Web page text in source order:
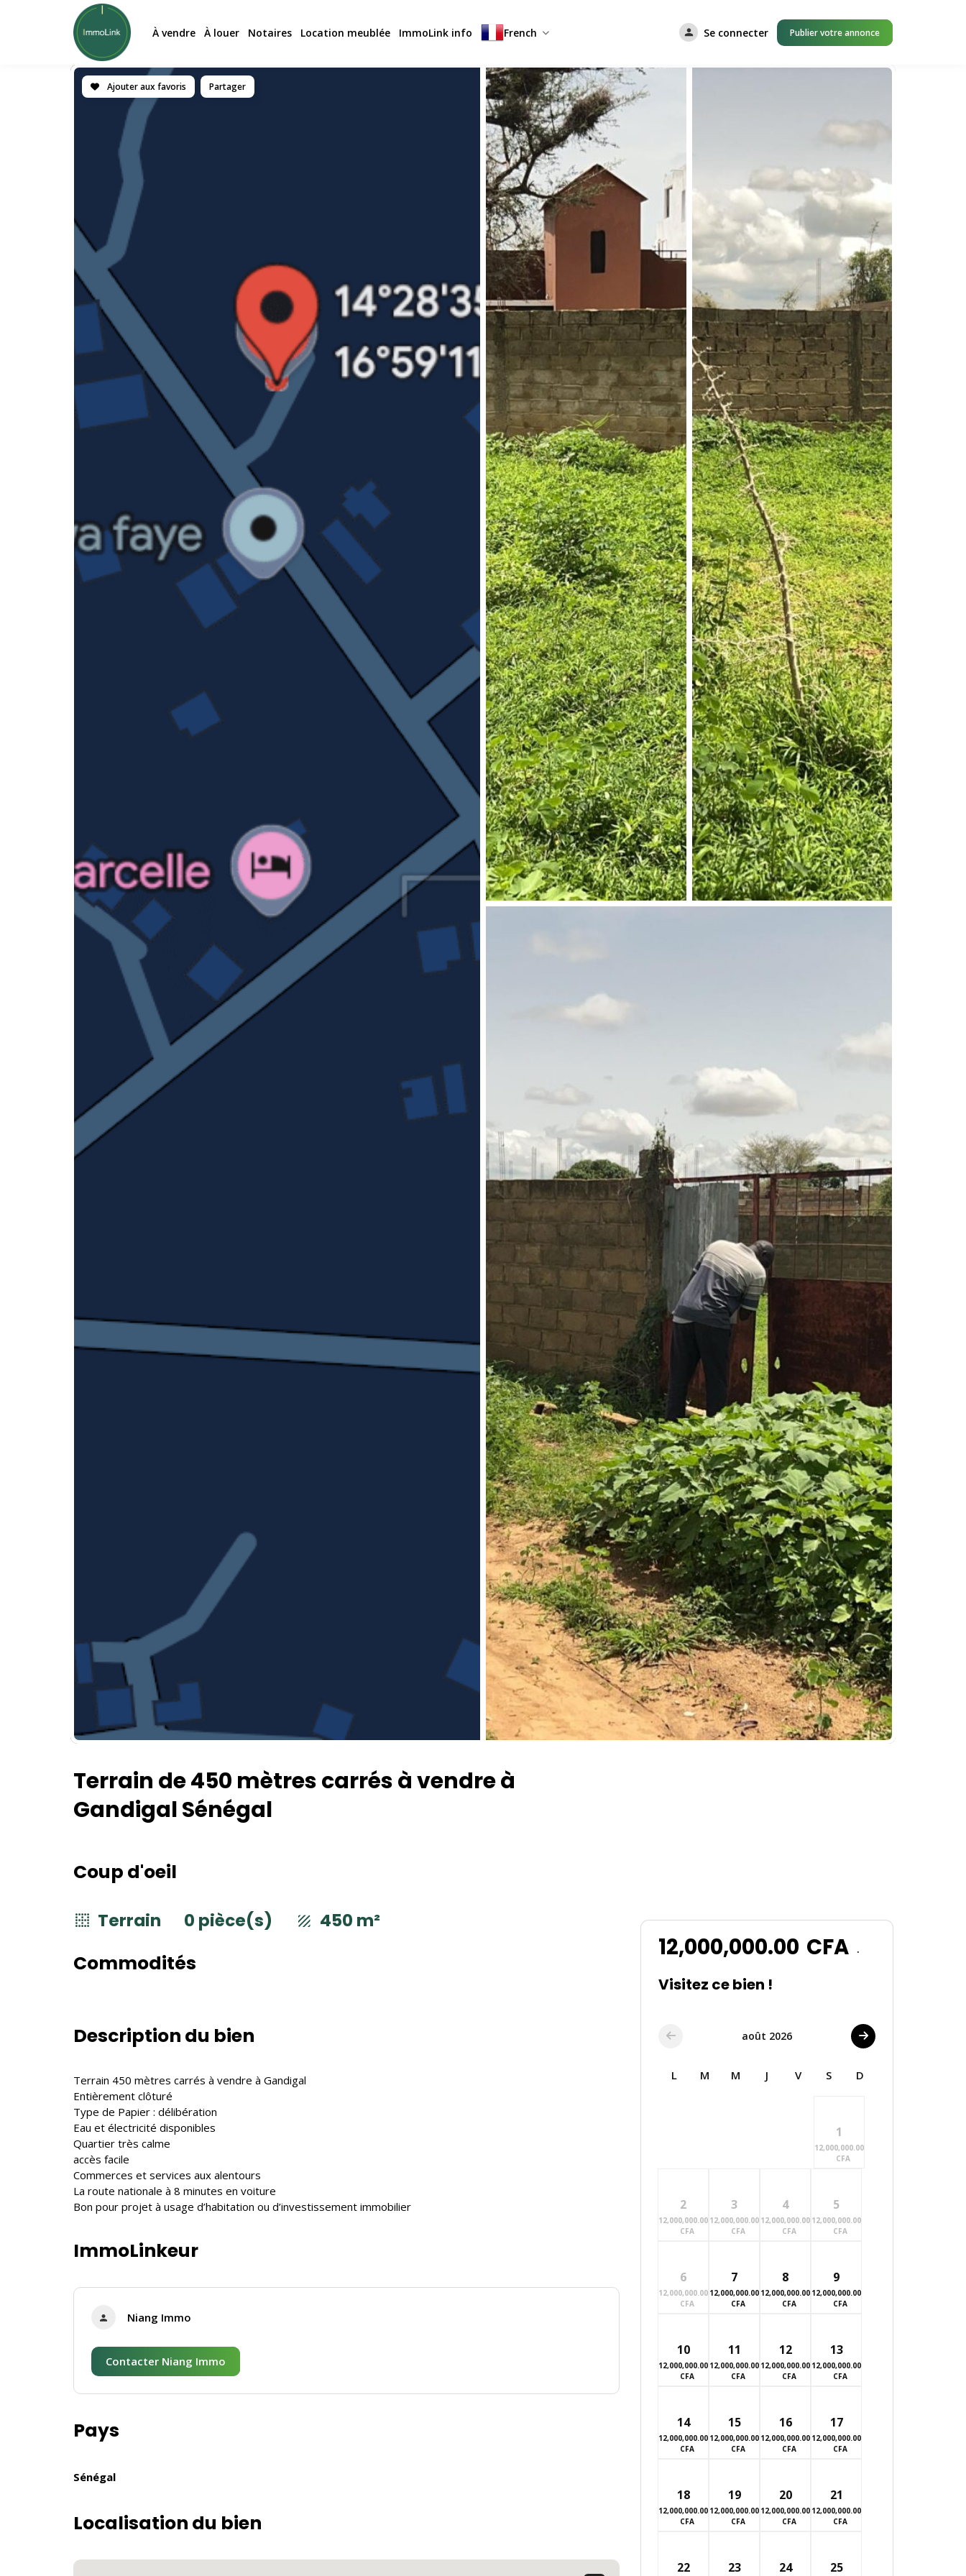
À vendre À louer Notaires Location meublée ImmoLink info French Se connecter Publier votre annonce
Ajouter aux favoris Partager
Terrain de 450 mètres carrés à vendre à
Gandigal Sénégal
Coup d'oeil
Terrain 0 pièce(s) 450 m²
Commodités
Description du bien
Terrain 450 mètres carrés à vendre à Gandigal
Entièrement clôturé
Type de Papier : délibération
Eau et électricité disponibles
Quartier très calme
accès facile
Commerces et services aux alentours
La route nationale à 8 minutes en voiture
Bon pour projet à usage d’habitation ou d’investissement immobilier
ImmoLinkeur
Niang Immo
Contacter Niang Immo
Pays
Sénégal
Localisation du bien
12,000,000.00 CFA .
Visitez ce bien !
août 2026
L M M J V S D
1
12,000,000.00
CFA
2
12,000,000.00
CFA
3
12,000,000.00
CFA
4
12,000,000.00
CFA
5
12,000,000.00
CFA
6
12,000,000.00
CFA
7
12,000,000.00
CFA
8
12,000,000.00
CFA
9
12,000,000.00
CFA
10
12,000,000.00
CFA
11
12,000,000.00
CFA
12
12,000,000.00
CFA
13
12,000,000.00
CFA
14
12,000,000.00
CFA
15
12,000,000.00
CFA
16
12,000,000.00
CFA
17
12,000,000.00
CFA
18
12,000,000.00
CFA
19
12,000,000.00
CFA
20
12,000,000.00
CFA
21
12,000,000.00
CFA
22 23 24 25